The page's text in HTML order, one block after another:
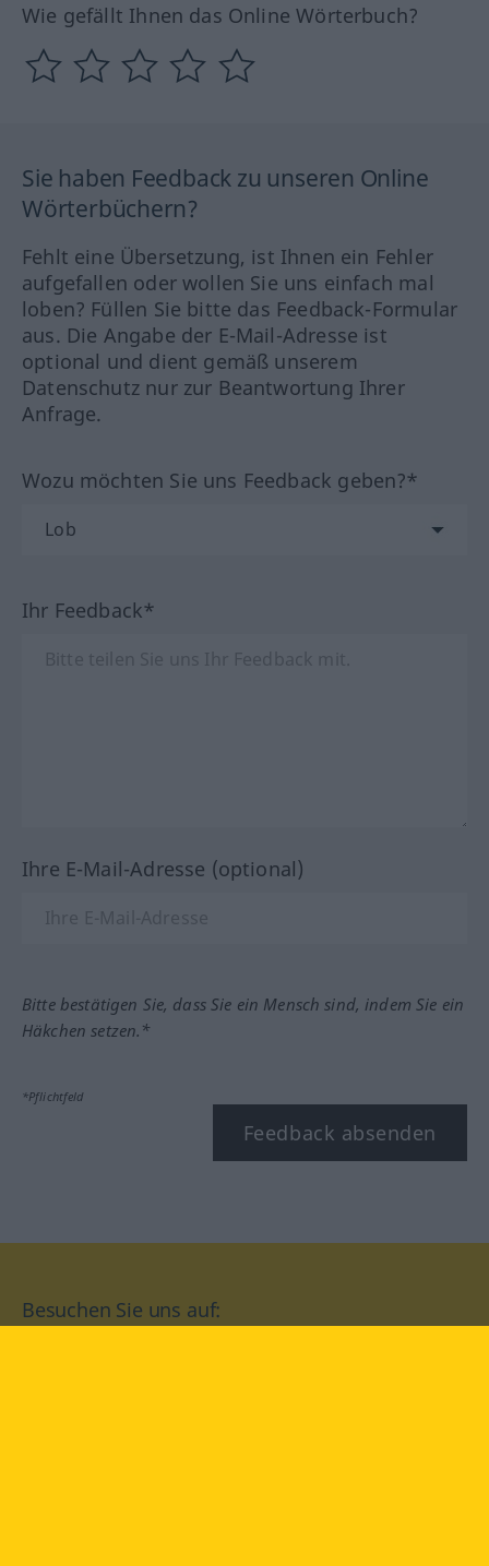
Wie gefällt Ihnen das Online Wörterbuch?
Sie haben Feedback zu unseren Online
Wörterbüchern?
Fehlt eine Übersetzung, ist Ihnen ein Fehler
aufgefallen oder wollen Sie uns einfach mal
loben? Füllen Sie bitte das Feedback-Formular
aus. Die Angabe der E-Mail-Adresse ist
optional und dient gemäß unserem
Datenschutz nur zur Beantwortung Ihrer
Anfrage.
Wozu möchten Sie uns Feedback geben?*
Ihr Feedback*
Ihre E-Mail-Adresse (optional)
Bitte bestätigen Sie, dass Sie ein Mensch sind, indem Sie ein
Häkchen setzen.*
*Pflichtfeld
Feedback absenden
Besuchen Sie uns auf: